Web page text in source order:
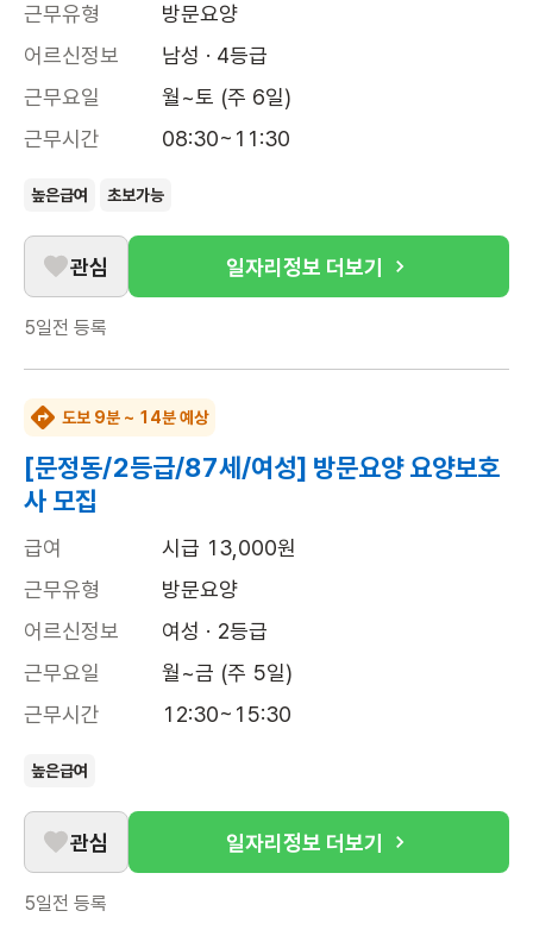
근무유형
방문요양
어르신정보
남성 · 4등급
근무요일
월~토 (주 6일)
근무시간
08:30~11:30
높은급여 초보가능
관심 일자리정보 더보기
5일전 등록
도보 9분 ~ 14분 예상
[문정동/2등급/87세/여성] 방문요양 요양보호
사 모집
급여
시급 13,000원
근무유형
방문요양
어르신정보
여성 · 2등급
근무요일
월~금 (주 5일)
근무시간
12:30~15:30
높은급여
관심 일자리정보 더보기
5일전 등록